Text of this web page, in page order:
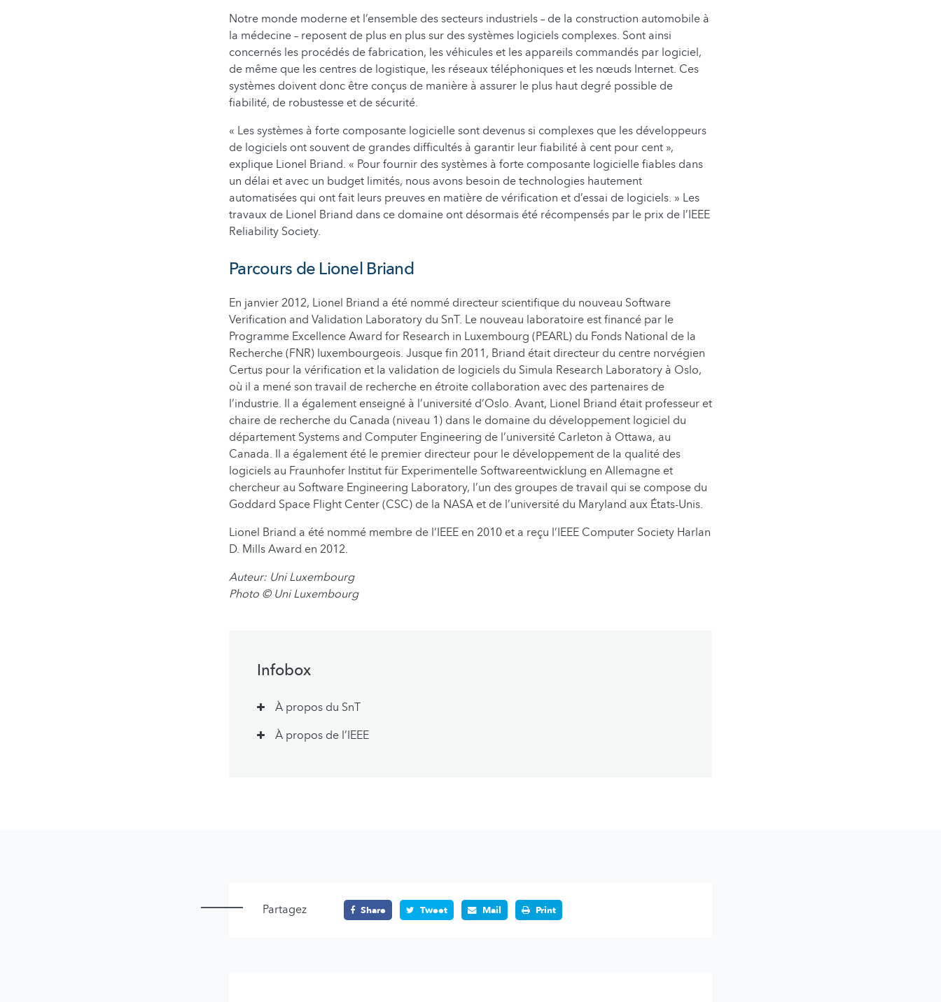
Notre monde moderne et l’ensemble des secteurs industriels – de la construction automobile à
la médecine – reposent de plus en plus sur des systèmes logiciels complexes. Sont ainsi
concernés les procédés de fabrication, les véhicules et les appareils commandés par logiciel,
de même que les centres de logistique, les réseaux téléphoniques et les nœuds Internet. Ces
systèmes doivent donc être conçus de manière à assurer le plus haut degré possible de
fiabilité, de robustesse et de sécurité.
« Les systèmes à forte composante logicielle sont devenus si complexes que les développeurs
de logiciels ont souvent de grandes difficultés à garantir leur fiabilité à cent pour cent »,
explique Lionel Briand. « Pour fournir des systèmes à forte composante logicielle fiables dans
un délai et avec un budget limités, nous avons besoin de technologies hautement
automatisées qui ont fait leurs preuves en matière de vérification et d’essai de logiciels. » Les
travaux de Lionel Briand dans ce domaine ont désormais été récompensés par le prix de l’IEEE
Reliability Society.
Parcours de Lionel Briand
En janvier 2012, Lionel Briand a été nommé directeur scientifique du nouveau Software
Verification and Validation Laboratory du SnT. Le nouveau laboratoire est financé par le
Programme Excellence Award for Research in Luxembourg (PEARL) du Fonds National de la
Recherche (FNR) luxembourgeois. Jusque fin 2011, Briand était directeur du centre norvégien
Certus pour la vérification et la validation de logiciels du Simula Research Laboratory à Oslo,
où il a mené son travail de recherche en étroite collaboration avec des partenaires de
l’industrie. Il a également enseigné à l’université d’Oslo. Avant, Lionel Briand était professeur et
chaire de recherche du Canada (niveau 1) dans le domaine du développement logiciel du
département Systems and Computer Engineering de l’université Carleton à Ottawa, au
Canada. Il a également été le premier directeur pour le développement de la qualité des
logiciels au Fraunhofer Institut für Experimentelle Softwareentwicklung en Allemagne et
chercheur au Software Engineering Laboratory, l’un des groupes de travail qui se compose du
Goddard Space Flight Center (CSC) de la NASA et de l’université du Maryland aux États-Unis.
Lionel Briand a été nommé membre de l’IEEE en 2010 et a reçu l’IEEE Computer Society Harlan
D. Mills Award en 2012.
Auteur: Uni Luxembourg
Photo © Uni Luxembourg
Infobox
À propos du SnT
À propos de l’IEEE
Partagez Share Tweet Mail Print